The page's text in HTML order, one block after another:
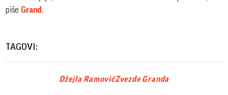
piše Grand.
TAGOVI:
Džejla RamovićZvezde Granda